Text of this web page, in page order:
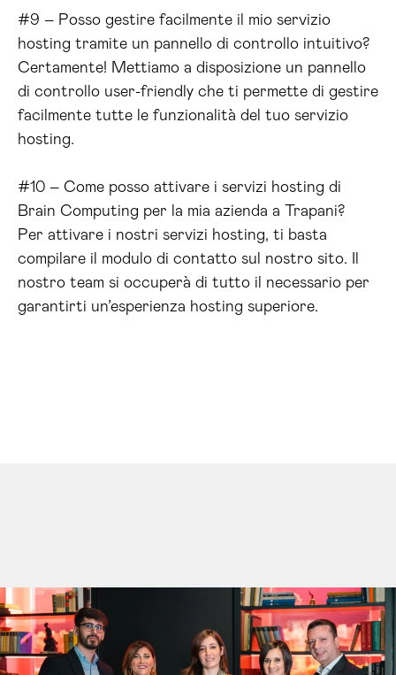
#9 – Posso gestire facilmente il mio servizio
hosting tramite un pannello di controllo intuitivo?
Certamente! Mettiamo a disposizione un pannello
di controllo user-friendly che ti permette di gestire
facilmente tutte le funzionalità del tuo servizio
hosting.
#10 – Come posso attivare i servizi hosting di
Brain Computing per la mia azienda a Trapani?
Per attivare i nostri servizi hosting, ti basta
compilare il modulo di contatto sul nostro sito. Il
nostro team si occuperà di tutto il necessario per
garantirti un’esperienza hosting superiore.